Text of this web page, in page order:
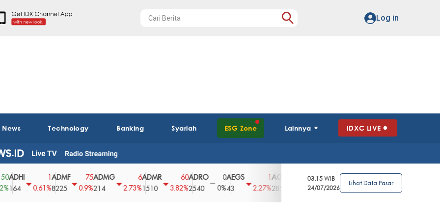
Log in
Technology Banking Syariah ESG Zone Lainnya IDXC LIVE
0.61%
ADMF
8225
75
0.9%
ADMG
214
2.73%
ADMR
1510
60
3.82%
ADRO
2540
0
0%
AEGS
2.27% 2850
3.39%
AGRO
4
2.63%
0%
03.15 WIB
24/07/2026
Lihat Data Pasar